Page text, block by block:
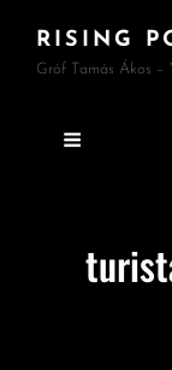
RISING
Gróf Tamás Ákos –